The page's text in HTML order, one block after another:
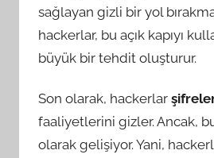
sağlayan gizli bir yol
hackerlar, bu açık kapıyı
büyük bir tehdit oluşturur.
Son olarak, hackerlar
faaliyetlerini gizler. Ancak,
olarak gelişiyor. Yani,